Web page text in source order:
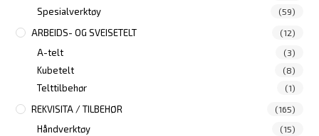
Spesialverktøy (59)
ARBEIDS- OG SVEISETELT (12)
A-telt (3)
Kubetelt (8)
Telttilbehør (1)
REKVISITA / TILBEHØR (165)
Håndverktøy (15)